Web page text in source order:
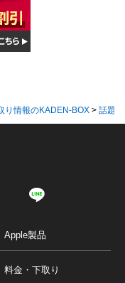
り情報のKADEN-BOX > 話題
Apple製品
料金・下取り